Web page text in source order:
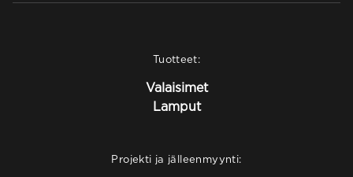
Tuotteet:
Valaisimet
Lamput
Projekti ja jälleenmyynti: